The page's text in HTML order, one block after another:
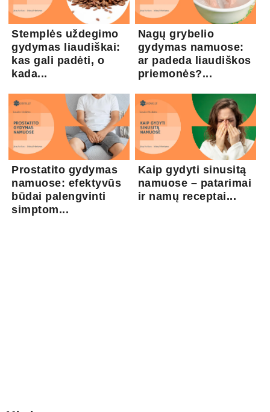
Stemplės uždegimo
gydymas liaudiškai:
kas gali padėti, o
kada...
Nagų grybelio
gydymas namuose:
ar padeda liaudiškos
priemonės?...
Prostatito gydymas
namuose: efektyvūs
būdai palengvinti
simptom...
Kaip gydyti sinusitą
namuose – patarimai
ir namų receptai...